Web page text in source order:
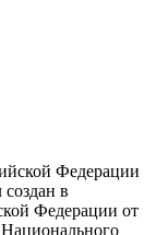
Федерации
в
Федерации от